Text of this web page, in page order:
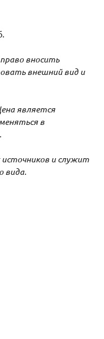
вносить
внешний вид и
является
в
и служит
вида.